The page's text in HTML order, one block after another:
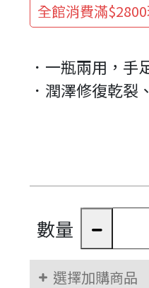
全館消費滿
．一瓶兩用，手
．潤澤修復乾裂
數量
選擇加購商品